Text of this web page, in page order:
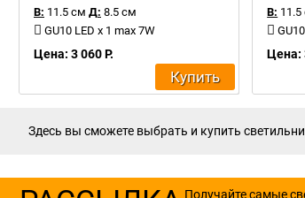
В: 11.5 см Д: 8.5 см
GU10 LED x 1 max 7W
Цена: 3 060 Р.
Купить
В: 11.5
Цена:
Здесь вы сможете выбрать и купить
Получайте самые